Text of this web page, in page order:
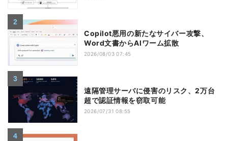
Copilot悪用の新たなサイバー攻撃、
Word文書からAIワーム拡散
2026/08/03 07:45
遠隔管理サーバに侵害のリスク、2万台
超で認証情報を窃取可能
2026/07/31 08:55